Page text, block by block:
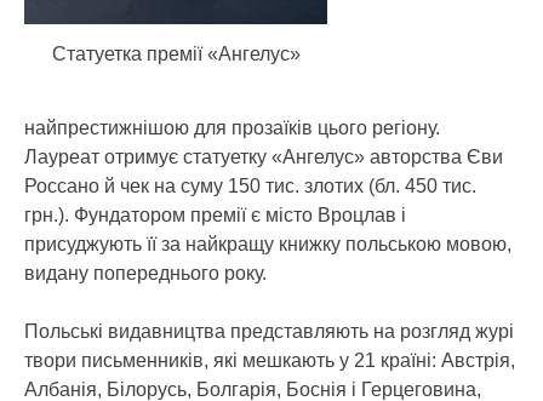
Статуетка премії «Ангелус»
найпрестижнішою для прозаїків цього регіону.
Лауреат отримує статуетку «Ангелус» авторства Єви
Россано й чек на суму 150 тис. злотих (бл. 450 тис.
грн.). Фундатором премії є місто Вроцлав і
присуджують її за найкращу книжку польською мовою,
видану попереднього року.
Польські видавництва представляють на розгляд журі
твори письменників, які мешкають у 21 країні: Австрія,
Албанія, Білорусь, Болгарія, Боснія і Герцеговина,